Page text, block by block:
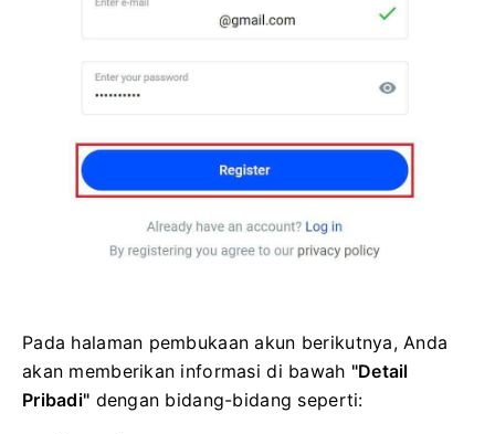
Pada halaman pembukaan akun berikutnya, Anda
akan memberikan informasi di bawah "Detail
Pribadi" dengan bidang-bidang seperti: